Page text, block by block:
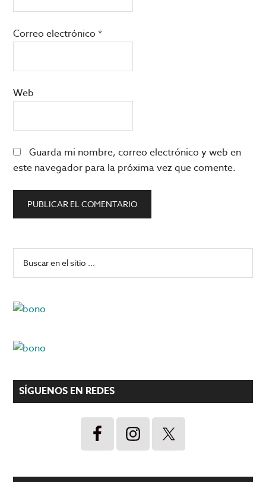
Correo electrónico*
Web
Guarda mi nombre, correo electrónico y web en
este navegador para la próxima vez que comente.
Barra
lateral
principal
sitio
SÍGUENOS EN REDES